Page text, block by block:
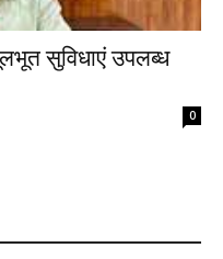
सुविधाएं उपलब्ध
0